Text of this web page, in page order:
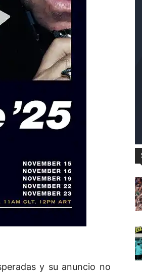
y su anuncio no